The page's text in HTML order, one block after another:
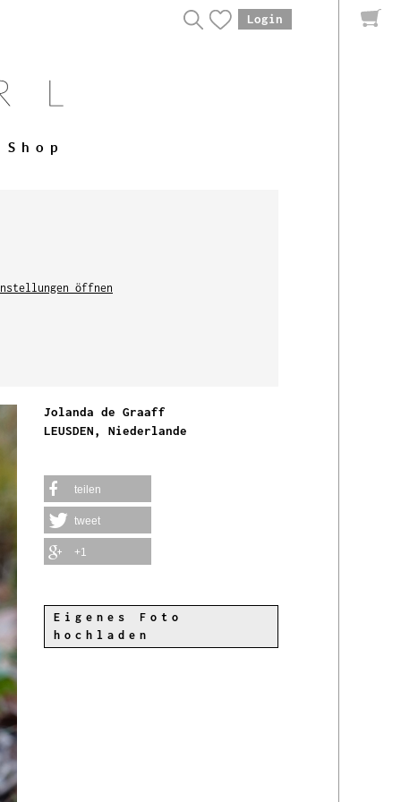
Login
Shop
öffnen
Jolanda de Graaff
LEUSDEN, Niederlande
teilen
tweet
+1
Eigenes Foto
hochladen